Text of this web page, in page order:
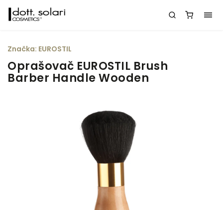
Oprašovač EUROSTIL Brush
Barber Handle Wooden
Značka: EUROSTIL